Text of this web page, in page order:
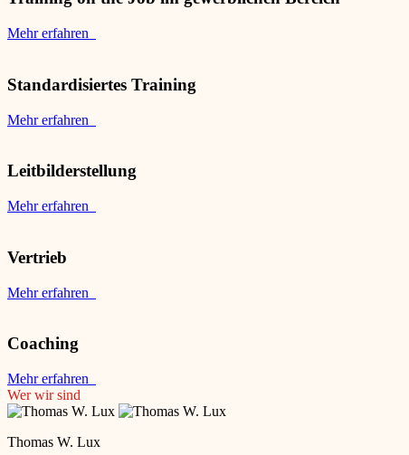
Mehr erfahren
Standardisiertes Training
Mehr erfahren
Leitbilderstellung
Mehr erfahren
Vertrieb
Mehr erfahren
Coaching
Mehr erfahren
Wer wir sind
Thomas W. Lux